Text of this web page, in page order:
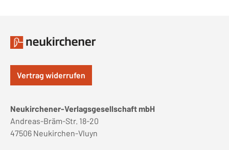
Vertrag widerrufen
Neukirchener-Verlagsgesellschaft mbH
Andreas-Bräm-Str. 18-20
47506 Neukirchen-Vluyn